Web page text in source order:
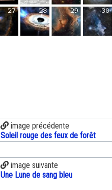
image précédente
Soleil rouge des feux de forêt
image suivante
Une Lune de sang bleu